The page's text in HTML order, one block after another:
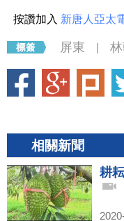
按讚加入 新唐人亞太
屏東
相關新聞
耕